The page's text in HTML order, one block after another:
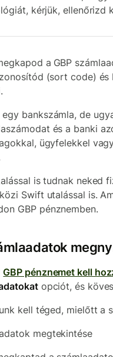
kérjük, ellenőrizd
a GBP
(sort code)
egy bankszámla, de
és a banki
ügyfelekkel
is tudnak neked
Swift utalással is.
GBP pénznemben.
GBP pénznemet kell
opciót, és
kell téged, mielőtt a
megtekintése